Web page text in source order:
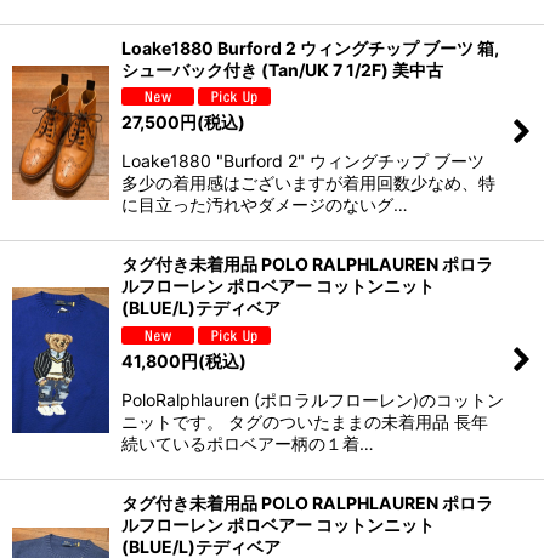
Loake1880 Burford 2 ウィングチップ ブーツ 箱,
シューバック付き (Tan/UK 7 1/2F) 美中古
27,500円(税込)
Loake1880 "Burford 2" ウィングチップ ブーツ
多少の着用感はございますが着用回数少なめ、特
に目立った汚れやダメージのないグ…
タグ付き未着用品 POLO RALPHLAUREN ポロラ
ルフローレン ポロベアー コットンニット
(BLUE/L)テディベア
41,800円(税込)
PoloRalphlauren (ポロラルフローレン)のコットン
ニットです。 タグのついたままの未着用品 長年
続いているポロベアー柄の１着…
タグ付き未着用品 POLO RALPHLAUREN ポロラ
ルフローレン ポロベアー コットンニット
(BLUE/L)テディベア